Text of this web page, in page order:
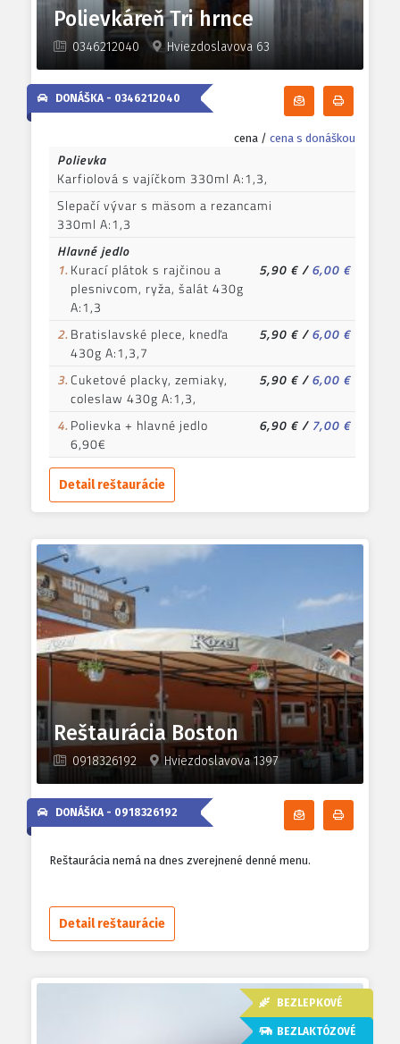
Polievkáreň Tri hrnce
0346212040 Hviezdoslavova 63
Odoberať
DONÁŠKA - 0346212040
cena / cena s donáškou
Polievka
Karfiolová s vajíčkom 330ml A:1,3,
Slepačí vývar s mäsom a rezancami
330ml A:1,3
Hlavné jedlo
1. Kurací plátok s rajčinou a
plesnivcom, ryža, šalát 430g
A:1,3
5,90 €/ 6,00 €
2. Bratislavské plece, knedľa
430g A:1,3,7
5,90 €/ 6,00 €
3. Cuketové placky, zemiaky,
coleslaw 430g A:1,3,
5,90 €/ 6,00 €
4. Polievka + hlavné jedlo
6,90€
6,90 €/ 7,00 €
Detail reštaurácie
Reštaurácia Boston
0918326192 Hviezdoslavova 1397
Odoberať
DONÁŠKA - 0918326192
Reštaurácia nemá na dnes zverejnené denné menu.
Detail reštaurácie
BEZLEPKOVÉ
BEZLAKTÓZOVÉ